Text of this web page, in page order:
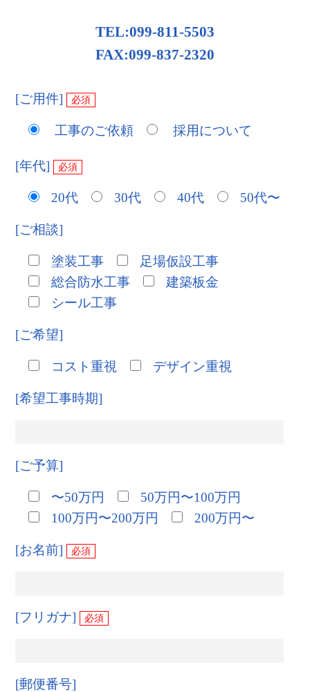
TEL:099-811-5503
FAX:099-837-2320
[ご用件] 必須
工事のご依頼 採用について
[年代] 必須
20代 30代 40代 50代〜
[ご相談]
塗装工事
足場仮設工事
総合防水工事
建築板金
シール工事
[ご希望]
コスト重視 デザイン重視
[希望工事時期]
[ご予算]
〜50万円
50万円〜100万円
100万円〜200万円
200万円〜
[お名前] 必須
[フリガナ] 必須
[郵便番号]